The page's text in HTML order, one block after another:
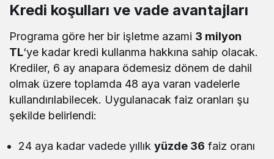
Kredi koşulları ve vade avantajları
Programa göre her bir işletme azami 3 milyon
TL‘ye kadar kredi kullanma hakkına sahip olacak.
Krediler, 6 ay anapara ödemesiz dönem de dahil
olmak üzere toplamda 48 aya varan vadelerle
kullandırılabilecek. Uygulanacak faiz oranları şu
şekilde belirlendi:
24 aya kadar vadede yıllıkyüzde 36 faiz oranı